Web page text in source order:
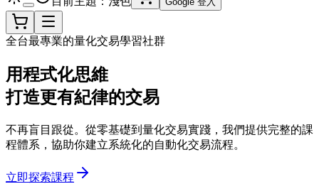
全台最專業的量化交易學習社群
用程式化思維
打造更有紀律的交易
不再盲目跟從。從零基礎到量化交易實踐，我們提供完整的課
程體系，協助你建立系統化的自動化交易流程。
立即探索課程